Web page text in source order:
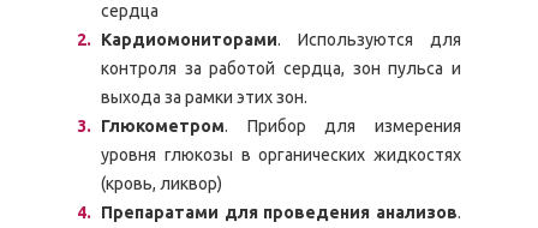
сердца
Кардиомониторами. Используются для
контроля за работой сердца, зон пульса и
выхода за рамки этих зон.
Глюкометром. Прибор для измерения
уровня глюкозы в органических жидкостях
(кровь, ликвор)
Препаратами для проведения анализов.